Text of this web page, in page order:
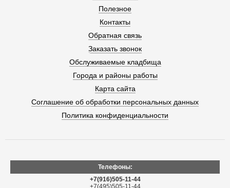
Полезное
Контакты
Обратная связь
Заказать звонок
Обслуживаемые кладбища
Города и районы работы
Карта сайта
Соглашение об обработки персональных данных
Политика конфиденциальности
Телефоны:
+7(916)505-11-44
+7(495)505-11-44